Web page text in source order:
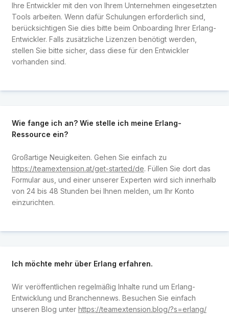
Ihre Entwickler mit den von Ihrem Unternehmen eingesetzten
Tools arbeiten. Wenn dafür Schulungen erforderlich sind,
berücksichtigen Sie dies bitte beim Onboarding Ihrer Erlang-
Entwickler. Falls zusätzliche Lizenzen benötigt werden,
stellen Sie bitte sicher, dass diese für den Entwickler
vorhanden sind.
Wie fange ich an? Wie stelle ich meine Erlang-
Ressource ein?
Großartige Neuigkeiten. Gehen Sie einfach zu
https://teamextension.at/get-started/de. Füllen Sie dort das
Formular aus, und einer unserer Experten wird sich innerhalb
von 24 bis 48 Stunden bei Ihnen melden, um Ihr Konto
einzurichten.
Ich möchte mehr über Erlang erfahren.
Wir veröffentlichen regelmäßig Inhalte rund um Erlang-
Entwicklung und Branchennews. Besuchen Sie einfach
unseren Blog unter https://teamextension.blog/?s=erlang/